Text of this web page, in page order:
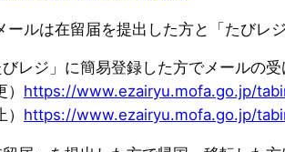
ールは在留届を提出した方と「たびレ
レジ」に簡易登録した方でメールの
） https://www.ezairyu.mofa.go.jp/
） https://www.ezairyu.mofa.go.jp/